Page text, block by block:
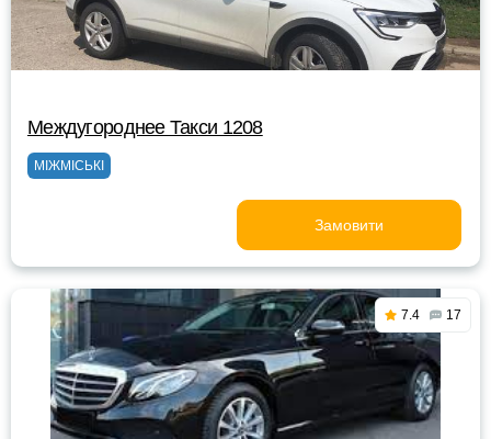
Междугороднее Такси 1208
МІЖМІСЬКІ
Замовити
7.4 17